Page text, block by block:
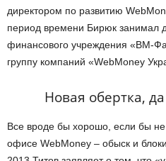
директором по развитию
период времени Бирюк занимал
финансового учреждения «ВМ-
группу компаний «WebMoney
Новая обертка,
Все вроде бы хорошо, если бы
офисе WebMoney – обыск и